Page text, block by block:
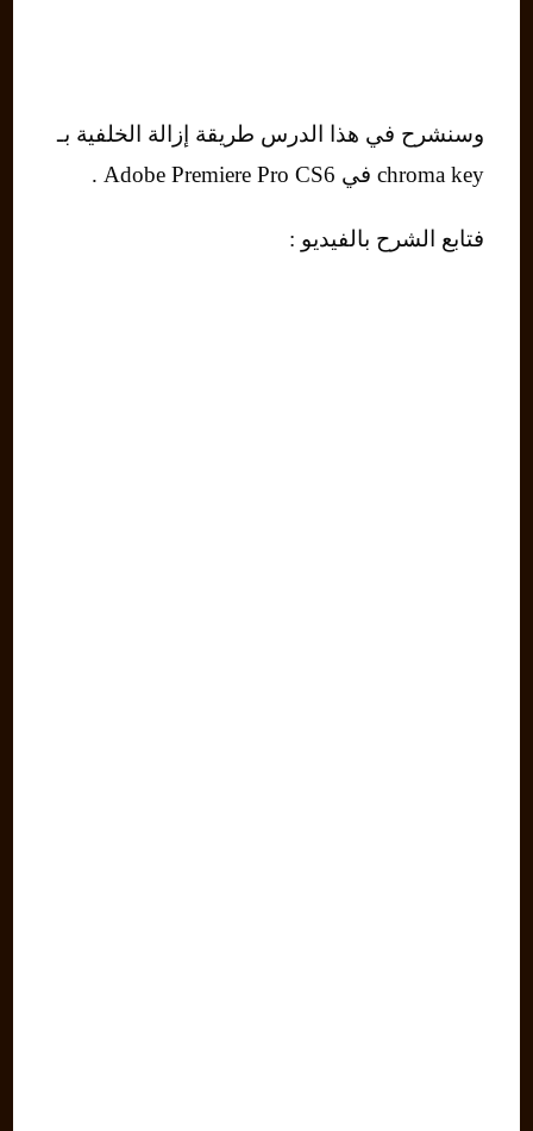
وسنشرح في هذا الدرس طريقة إزالة الخلفية بـ
chroma key في Adobe Premiere Pro CS6 .
فتابع الشرح بالفيديو :